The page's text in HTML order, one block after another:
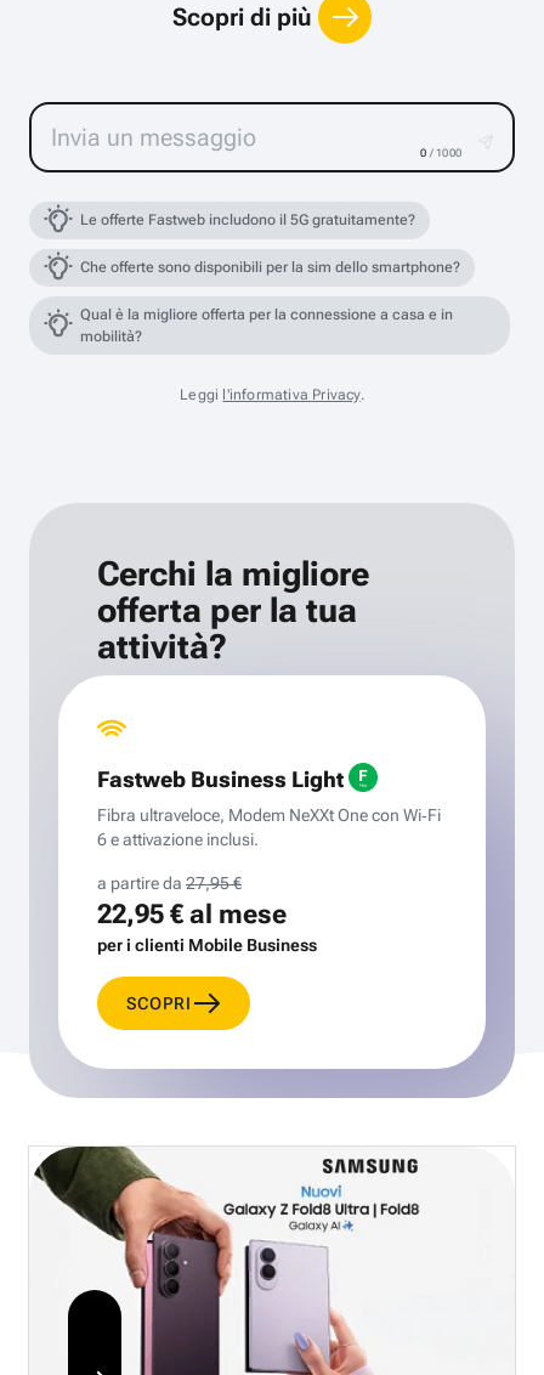
Scopri di più
0 / 1000
Le offerte Fastweb includono il 5G gratuitamente?
Che offerte sono disponibili per la sim dello smartphone?
Qual è la migliore offerta per la connessione a casa e in
mobilità?
Leggi l'informativa Privacy.
Cerchi la migliore
offerta per la tua
attività?
Fastweb Business Light
Fibra ultraveloce, Modem NeXXt One con Wi‑Fi
6 e attivazione inclusi.
a partire da 27,95 €
22,95 €al mese
per i clienti Mobile Business
SCOPRI